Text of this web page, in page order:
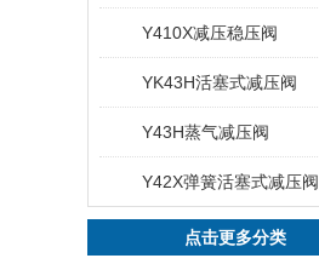
Y410X减压稳压阀
YK43H活塞式减压阀
Y43H蒸气减压阀
Y42X弹簧活塞式减压阀
点击更多分类